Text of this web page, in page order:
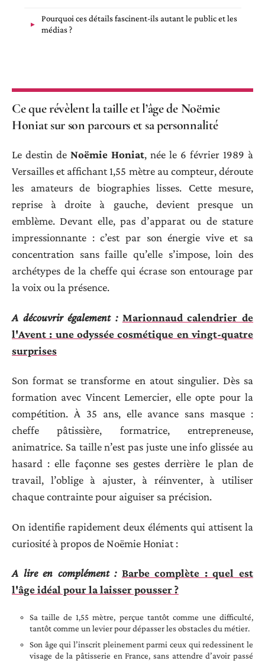
Pourquoi ces détails fascinent-ils autant le public et les
médias ?
Ce que révèlent la taille et l’âge de Noëmie
Honiat sur son parcours et sa personnalité
Le destin de Noëmie Honiat, née le 6 février 1989 à
Versailles et affichant 1,55 mètre au compteur, déroute
les amateurs de biographies lisses. Cette mesure,
reprise à droite à gauche, devient presque un
emblème. Devant elle, pas d’apparat ou de stature
impressionnante : c’est par son énergie vive et sa
concentration sans faille qu’elle s’impose, loin des
archétypes de la cheffe qui écrase son entourage par
la voix ou la présence.
A découvrir également : Marionnaud calendrier de
l'Avent : une odyssée cosmétique en vingt-quatre
surprises
Son format se transforme en atout singulier. Dès sa
formation avec Vincent Lemercier, elle opte pour la
compétition. À 35 ans, elle avance sans masque :
cheffe pâtissière, formatrice, entrepreneuse,
animatrice. Sa taille n’est pas juste une info glissée au
hasard : elle façonne ses gestes derrière le plan de
travail, l’oblige à ajuster, à réinventer, à utiliser
chaque contrainte pour aiguiser sa précision.
On identifie rapidement deux éléments qui attisent la
curiosité à propos de Noëmie Honiat :
A lire en complément : Barbe complète : quel est
l'âge idéal pour la laisser pousser ?
Sa taille de 1,55 mètre, perçue tantôt comme une difficulté,
tantôt comme un levier pour dépasser les obstacles du métier.
Son âge qui l’inscrit pleinement parmi ceux qui redessinent le
visage de la pâtisserie en France, sans attendre d’avoir passé